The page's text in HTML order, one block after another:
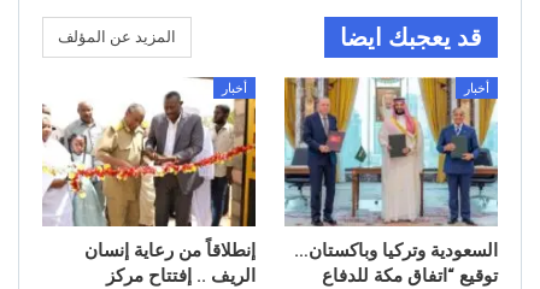
قد يعجبك ايضا المزيد عن المؤلف
أخبار
السعودية وتركيا وباكستان…
توقيع “اتفاق مكة للدفاع
أخبار
إنطلاقاً من رعاية إنسان
الريف .. إفتتاح مركز